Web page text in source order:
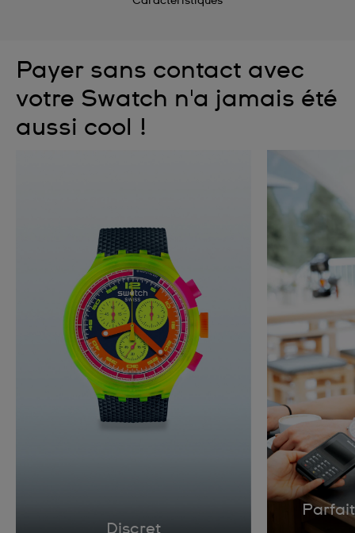
Payer sans contact avec
votre Swatch n'a jamais été
aussi cool !
Discret